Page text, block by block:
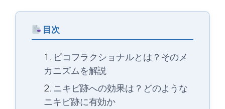
目次
ピコフラクショナルとは？そのメ
カニズムを解説
ニキビ跡への効果は？どのような
ニキビ跡に有効か